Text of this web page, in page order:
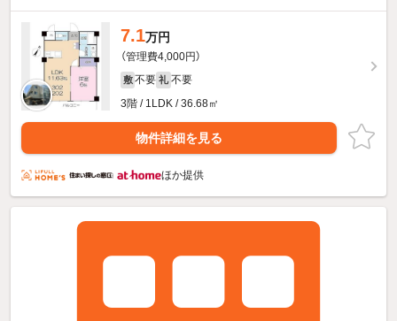
7.1万円
（管理費4,000円）
敷 不要 礼 不要
3階 / 1LDK / 36.68㎡
物件詳細を見る
ほか提供